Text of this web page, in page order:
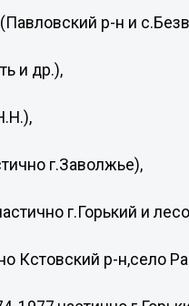
р-н и
и др.),
г.Заволжье),
г.Горький и
Кстовский р-н,село